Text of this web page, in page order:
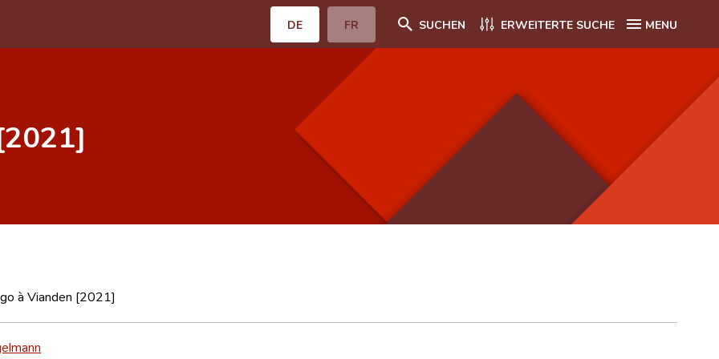
DE FR SUCHEN ERWEITERTE SUCHE MENU
à Vianden [2021]